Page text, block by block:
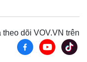
dõi VOV.VN trên